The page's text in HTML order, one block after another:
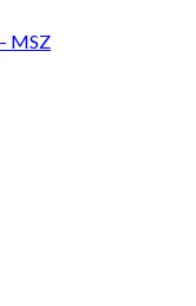
MSZ